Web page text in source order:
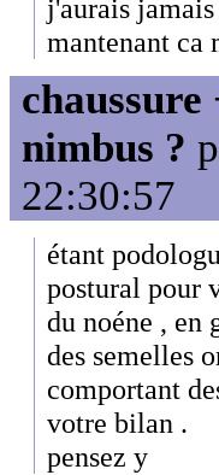
j'aurais
mantenant ca
nimbus ?
22:30:57
étant
postural pour
du noéne , en
des semelles
comportant
votre bilan .
pensez y